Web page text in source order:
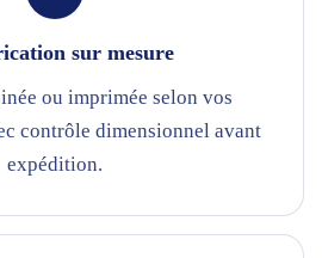
sur mesure
ou imprimée selon vos
contrôle dimensionnel avant
expédition.